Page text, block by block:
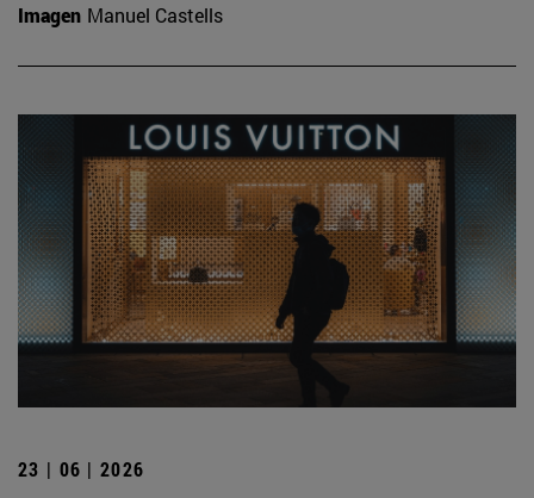
Imagen Manuel Castells
23 | 06 | 2026